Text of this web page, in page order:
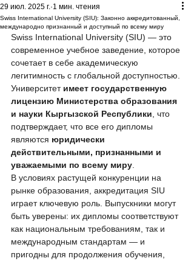
Swiss International University (SIU): Законно аккредитованный,
международно признанный и доступный по всему миру
29 июл. 2025 г. 1 мин. чтения
Swiss International University (SIU) — это
современное учебное заведение, которое
сочетает в себе академическую
легитимность с глобальной доступностью.
Университет имеет государственную
лицензию Министерства образования
и науки Кыргызской Республики , что
подтверждает, что все его дипломы
являются юридически
действительными, признанными и
уважаемыми по всему миру
В условиях растущей конкуренции на
рынке образования, аккредитация SIU
играет ключевую роль. Выпускники могут
быть уверены: их дипломы соответствуют
как национальным требованиям, так и
международным стандартам — и
пригодны для продолжения обучения,